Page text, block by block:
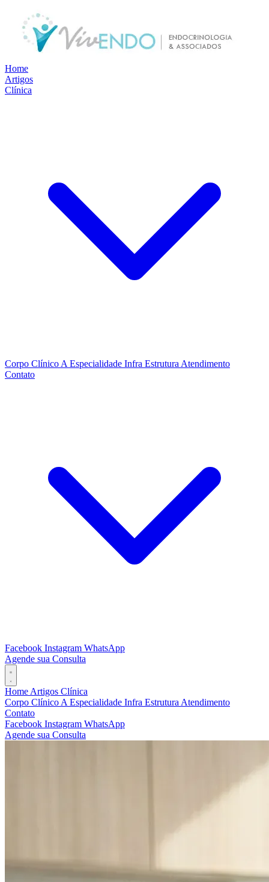
Home
Artigos
Clínica
Corpo Clínico A Especialidade Infra Estrutura Atendimento
Contato
Facebook Instagram WhatsApp
Agende sua Consulta
Home Artigos Clínica
Corpo Clínico A Especialidade Infra Estrutura Atendimento
Contato
Facebook Instagram WhatsApp
Agende sua Consulta